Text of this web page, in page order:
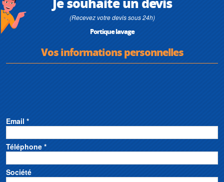
(Recevez votre devis sous 24h)
Portique lavage
Vos informations personnelles
Email *
Téléphone *
Société